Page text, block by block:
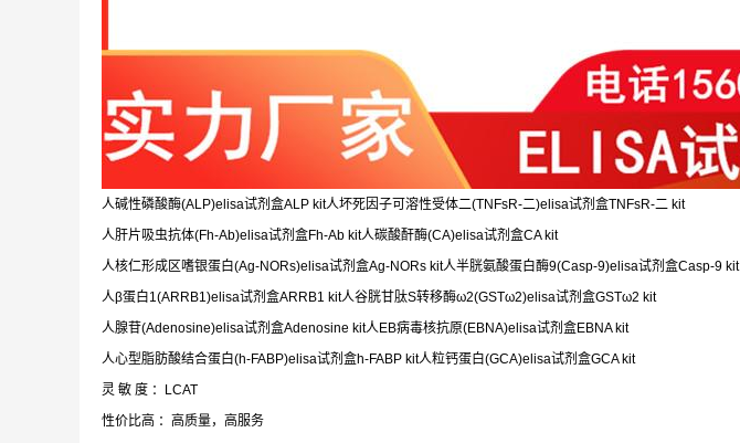
人碱性磷酸酶(ALP)elisa试剂盒ALP kit人坏死因子可溶性受体二(TNFsR-二)elisa试剂盒TNFsR-二 kit
人肝片吸虫抗体(Fh-Ab)elisa试剂盒Fh-Ab kit人碳酸酐酶(CA)elisa试剂盒CA kit
人核仁形成区嗜银蛋白(Ag-NORs)elisa试剂盒Ag-NORs kit人半胱氨酸蛋白酶9(Casp-9)elisa试剂盒Casp-9 kit
人β蛋白1(ARRB1)elisa试剂盒ARRB1 kit人谷胱甘肽S转移酶ω2(GSTω2)elisa试剂盒GSTω2 kit
人腺苷(Adenosine)elisa试剂盒Adenosine kit人EB病毒核抗原(EBNA)elisa试剂盒EBNA kit
人心型脂肪酸结合蛋白(h-FABP)elisa试剂盒h-FABP kit人粒钙蛋白(GCA)elisa试剂盒GCA kit
灵 敏 度 ：LCAT
性价比高 ：高质量，高服务